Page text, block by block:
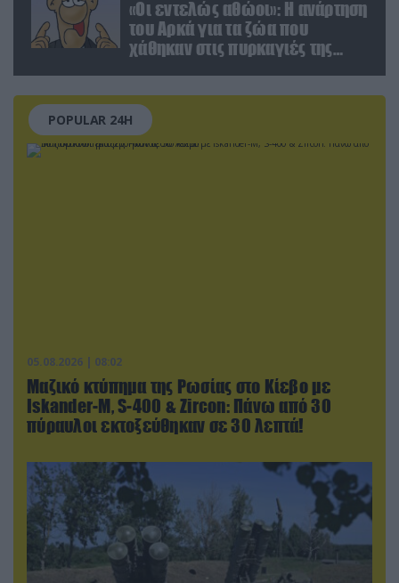
«Οι εντελώς αθώοι»: Η ανάρτηση
του Αρκά για τα ζώα που
χάθηκαν στις πυρκαγιές της
POPULAR 24H
05.08.2026 | 08:02
Μαζικό κτύπημα της Ρωσίας στο Κίεβο με
Iskander-Μ, S-400 & Zircon: Πάνω από 30
πύραυλοι εκτοξεύθηκαν σε 30 λεπτά!